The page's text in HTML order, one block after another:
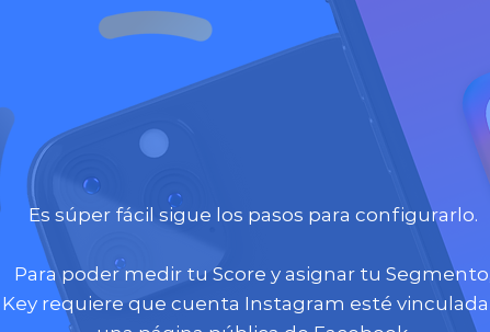
Vincula tu cuenta de
y
Es súper fácil sigue los pasos para configurarlo.
Para poder medir tu Score y asignar tu Segmento,
Key requiere que cuenta Instagram esté vinculada